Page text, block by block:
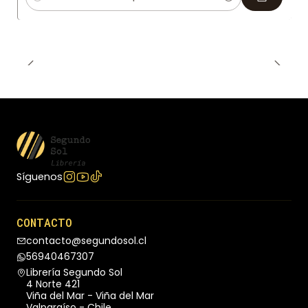
manos de ella. Con cada día que pasa poniendo a
cuando un paso en falso está a punto de destruir
que ha dedicado toda su vida a la venganza tal vez
Cantidad
Síguenos
CONTACTO
contacto@segundosol.cl
56940467307
Librería Segundo Sol
4 Norte 421
Viña del Mar - Viña del Mar